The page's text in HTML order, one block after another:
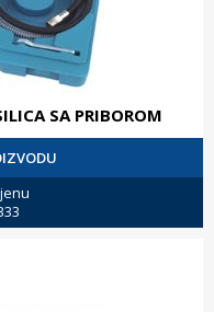
SA PRIBOROM